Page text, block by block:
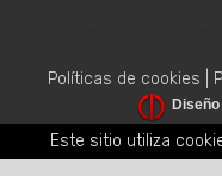
Este sitio utiliza
Políticas de cookies